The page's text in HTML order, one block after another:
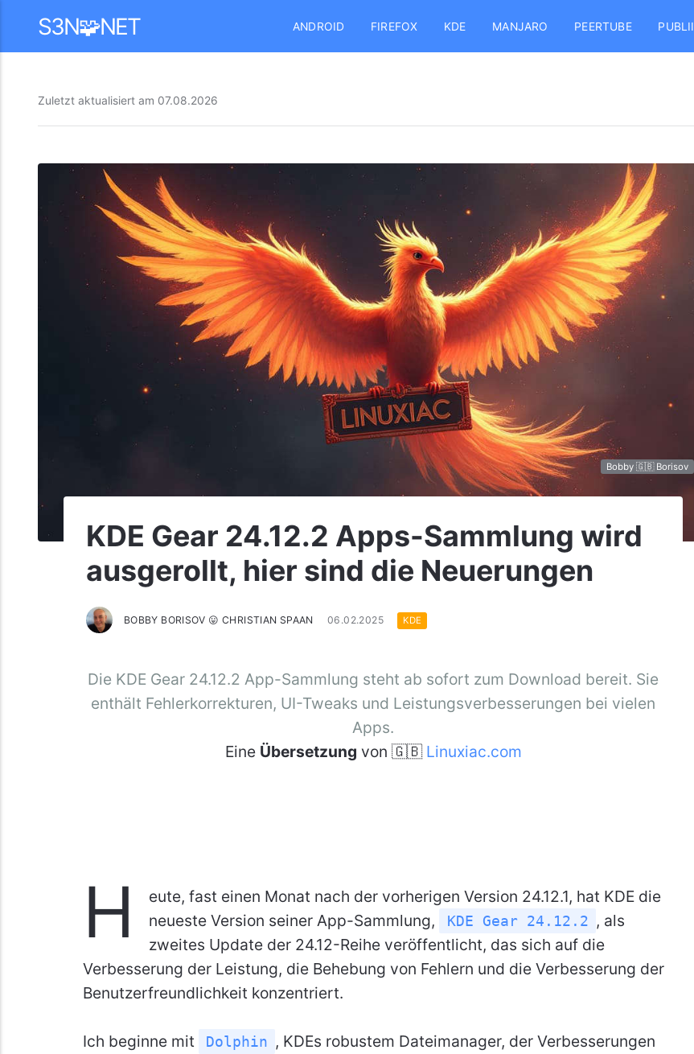
S3N🧩NET ANDROID FIREFOX KDE MANJARO PEERTUBE PUBLII
Zuletzt aktualisiert am 07.08.2026
Bobby 🇬🇧 Borisov
KDE Gear 24.12.2 Apps-Sammlung wird
ausgerollt, hier sind die Neuerungen
BOBBY BORISOV 😛 CHRISTIAN SPAAN 06.02.2025 KDE
Die KDE Gear 24.12.2 App-Sammlung steht ab sofort zum Download bereit. Sie
enthält Fehlerkorrekturen, UI-Tweaks und Leistungsverbesserungen bei vielen
Apps.
Eine Übersetzung von 🇬🇧 Linuxiac.com
H
eute, fast einen Monat nach der vorherigen Version 24.12.1, hat KDE die
neueste Version seiner App-Sammlung,
KDE Gear 24.12.2 , als
zweites Update der 24.12-Reihe veröffentlicht, das sich auf die
Verbesserung der Leistung, die Behebung von Fehlern und die Verbesserung der
Benutzerfreundlichkeit konzentriert.
Ich beginne mit Dolphin , KDEs robustem Dateimanager, der Verbesserungen